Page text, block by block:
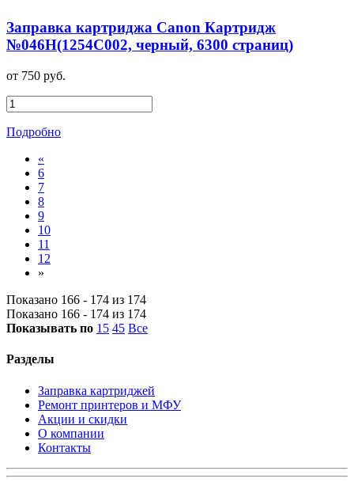
Заправка картриджа Canon Картридж
№046H(1254C002, черный, 6300 страниц)
от 750 руб.
Подробно
«
6
7
8
9
10
11
12
»
Показано 166 - 174 из 174
Показано 166 - 174 из 174
Показывать по 15 45 Все
Разделы
Заправка картриджей
Ремонт принтеров и МФУ
Акции и скидки
О компании
Контакты